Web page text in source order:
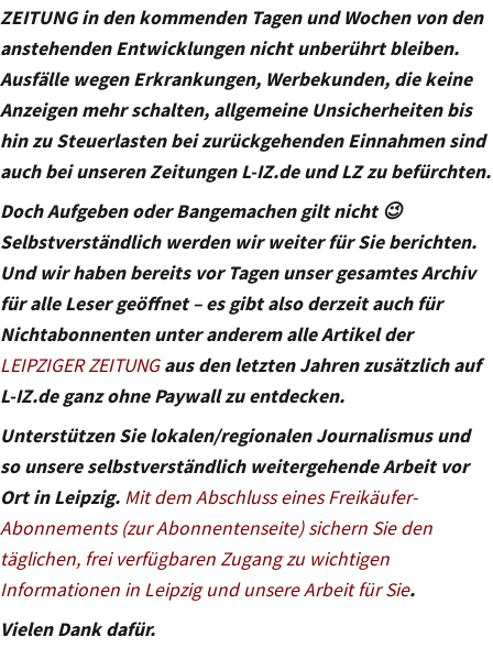
ZEITUNG in den kommenden Tagen und Wochen von den
anstehenden Entwicklungen nicht unberührt bleiben.
Ausfälle wegen Erkrankungen, Werbekunden, die keine
Anzeigen mehr schalten, allgemeine Unsicherheiten bis
hin zu Steuerlasten bei zurückgehenden Einnahmen sind
auch bei unseren Zeitungen L-IZ.de und LZ zu befürchten.
Doch Aufgeben oder Bangemachen gilt nicht 😉
Selbstverständlich werden wir weiter für Sie berichten.
Und wir haben bereits vor Tagen unser gesamtes Archiv
für alle Leser geöffnet – es gibt also derzeit auch für
Nichtabonnenten unter anderem alle Artikel der
LEIPZIGER ZEITUNGaus den letzten Jahren zusätzlich auf
L-IZ.de ganz ohne Paywall zu entdecken.
Unterstützen Sie lokalen/regionalen Journalismus und
so unsere selbstverständlich weitergehende Arbeit vor
Ort in Leipzig. Mit dem Abschluss eines Freikäufer-
Abonnements (zur Abonnentenseite) sichern Sie den
täglichen, frei verfügbaren Zugang zu wichtigen
Informationen in Leipzig und unsere Arbeit für Sie.
Vielen Dank dafür.